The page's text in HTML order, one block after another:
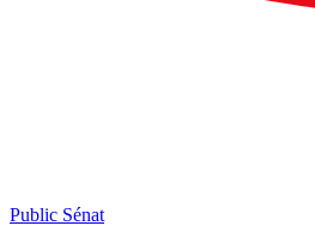
Public Sénat